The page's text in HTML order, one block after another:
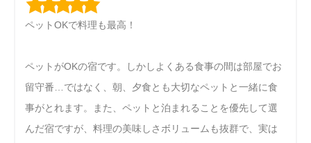
ペットOKで料理も最高！
ペットがOKの宿です。しかしよくある食事の間は部屋でお
留守番…ではなく、朝、夕食とも大切なペットと一緒に食
事がとれます。また、ペットと泊まれることを優先して選
んだ宿ですが、料理の美味しさボリュームも抜群で、実は